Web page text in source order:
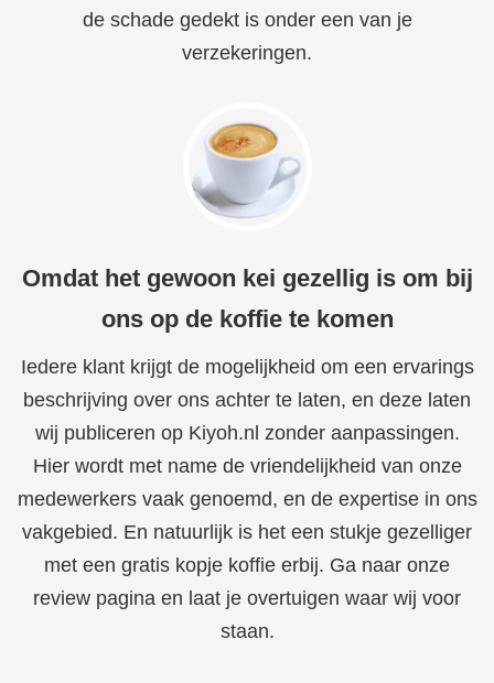
de schade gedekt is onder een van je
verzekeringen.
Omdat het gewoon kei gezellig is om bij
ons op de koffie te komen
Iedere klant krijgt de mogelijkheid om een ervarings
beschrijving over ons achter te laten, en deze laten
wij publiceren op Kiyoh.nl zonder aanpassingen.
Hier wordt met name de vriendelijkheid van onze
medewerkers vaak genoemd, en de expertise in ons
vakgebied. En natuurlijk is het een stukje gezelliger
met een gratis kopje koffie erbij. Ga naar onze
review pagina en laat je overtuigen waar wij voor
staan.